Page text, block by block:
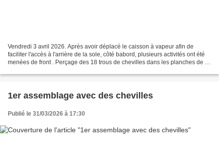
Vendredi 3 avril 2026. Après avoir déplacé le caisson à vapeur afin de
faciliter l'accès à l'arrière de la sole, côté babord, plusieurs activités ont été
menées de front . Perçage des 18 trous de chevilles dans les planches de la
1er assemblage avec des chevilles
Publié le 31/03/2026 à 17:30